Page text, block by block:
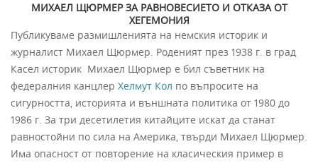
МИХАЕЛ ЩЮРМЕР ЗА РАВНОВЕСИЕТО И ОТКАЗА ОТ
ХЕГЕМОНИЯ
Публикуваме размишленията на немския историк и
журналист Михаел Щюрмер. Роденият през 1938 г. в град
Касел историк Михаел Щюрмер е бил съветник на
федералния канцлер Хелмут Кол по въпросите на
сигурността, историята и външната политика от 1980 до
1986 г. За три десетилетия китайците искат да станат
равностойни по сила на Америка, твърди Михаел Щюрмер.
Има опасност от повторение на класическия пример в